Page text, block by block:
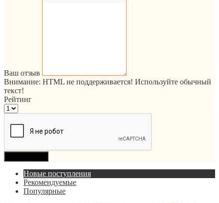
Ваш отзыв
Внимание: HTML не поддерживается! Используйте обычный
текст!
Рейтинг
Новые поступления
Рекомендуемые
Популярные